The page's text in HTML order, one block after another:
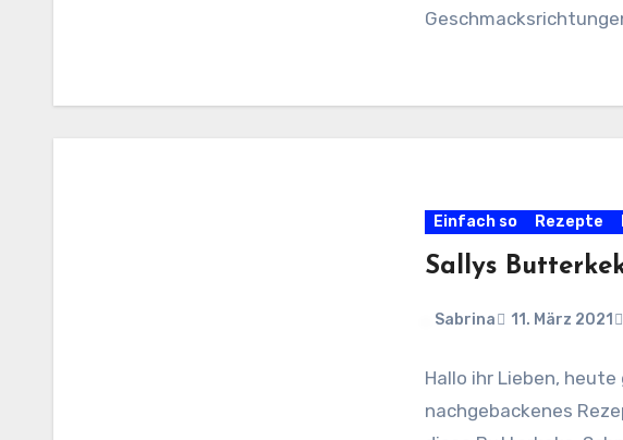
Einfach so Rezepte
Sallys
Sabrina 11. März 2021
Hallo ihr Lieben,
nachgebackenes